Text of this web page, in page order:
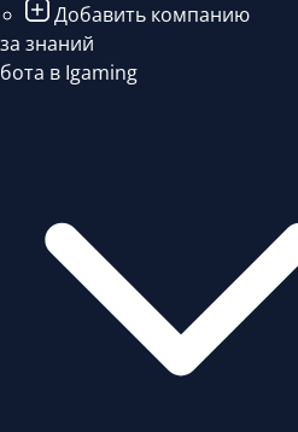
Добавить компанию
знаний
в Igaming